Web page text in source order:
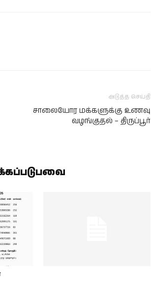
அடுத்த செய்தி
சாலையோர மக்களுக்கு உணவு
வழங்குதல் – திருப்பூர்